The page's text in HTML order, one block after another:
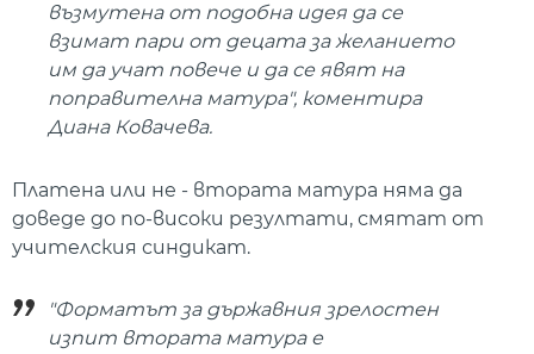
възмутена от подобна идея да се
взимат пари от децата за желанието
им да учат повече и да се явят на
поправителна матура", коментира
Диана Ковачева.
Платена или не - втората матура няма да
доведе до по-високи резултати, смятат от
учителския синдикат.
"Форматът за държавния зрелостен
изпит втората матура е